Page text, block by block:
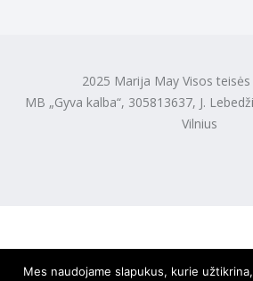
2025 Marija May Visos
MB „Gyva kalba“, 305813637, J.
Vilnius
Mes naudojame slapukus, kurie